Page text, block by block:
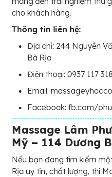
cho khách hàng.
Thông tin liên hệ:
Địa chỉ: 244 Nguyễn
Bà Rịa
Điện thoại: 0937 117 318
Email:
Facebook: fb.com/
Massage Lâm
Mỹ – 114 Dương
Nếu bạn đang tìm kiếm
Rịa uy tín, chất lượng, thì